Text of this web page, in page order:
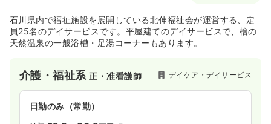
石川県内で福祉施設を展開している北伸福祉会が運営する、定
員25名のデイサービスです。平屋建てのデイサービスで、檜の
天然温泉の一般浴槽・足湯コーナーもあります。
介護・福祉系正・准看護師 デイケア・デイサービス
日勤のみ（常勤）